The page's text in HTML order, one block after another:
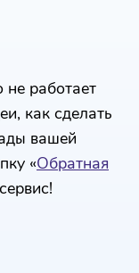
работает
как сделать
вашей
«Обратная